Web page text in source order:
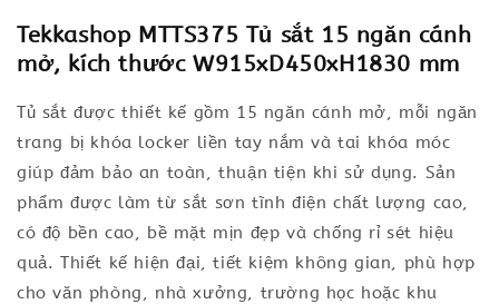
Tekkashop MTTS375 Tủ sắt 15 ngăn cánh
mở, kích thước W915xD450xH1830 mm
Tủ sắt được thiết kế gồm 15 ngăn cánh mở, mỗi ngăn
trang bị khóa locker liền tay nắm và tai khóa móc
giúp đảm bảo an toàn, thuận tiện khi sử dụng. Sản
phẩm được làm từ sắt sơn tĩnh điện chất lượng cao,
có độ bền cao, bề mặt mịn đẹp và chống rỉ sét hiệu
quả. Thiết kế hiện đại, tiết kiệm không gian, phù hợp
cho văn phòng, nhà xưởng, trường học hoặc khu